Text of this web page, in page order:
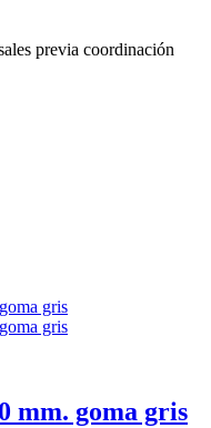
previa coordinación
mm. goma gris